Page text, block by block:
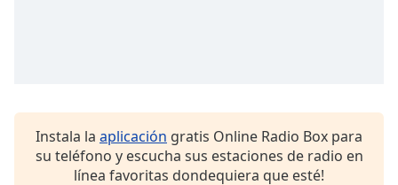
Text
Instala la aplicación gratis Online Radio Box para
su teléfono y escucha sus estaciones de radio en
línea favoritas dondequiera que esté!